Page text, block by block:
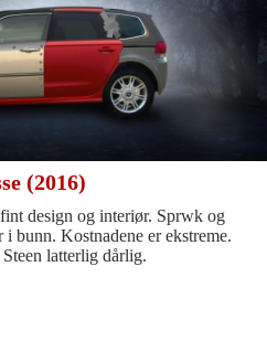
(2016)
design og interiør. Sprwk og
bunn. Kostnadene er ekstreme.
latterlig dårlig.